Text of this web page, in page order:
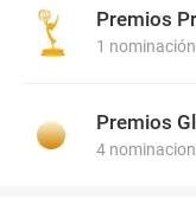
Premios
1 nominación
Premios
4